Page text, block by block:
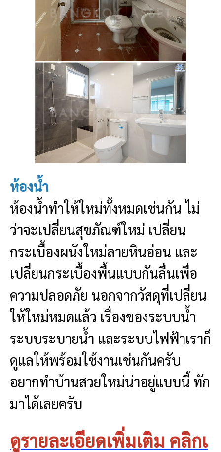
ห้องน้ำ
ห้องน้ำทำให้ใหม่ทั้งหมดเช่นกัน ไม่
ว่าจะเปลี่ยนสุขภัณฑ์ใหม่ เปลี่ยน
กระเบื้องผนังใหม่ลายหินอ่อน และ
เปลี่ยนกระเบื้องพื้นแบบกันลื่นเพื่อ
ความปลอดภัย นอกจากวัสดุที่เปลี่ยน
ให้ใหม่หมดแล้ว เรื่องของระบบน้ำ
ระบบระบายน้ำ และระบบไฟฟ้าเราก็
ดูแลให้พร้อมใช้งานเช่นกันครับ
อยากทำบ้านสวยใหม่น่าอยู่แบบนี้ ทัก
มาได้เลยครับ
ดูรายละเอียดเพิ่มเติม คลิกเ